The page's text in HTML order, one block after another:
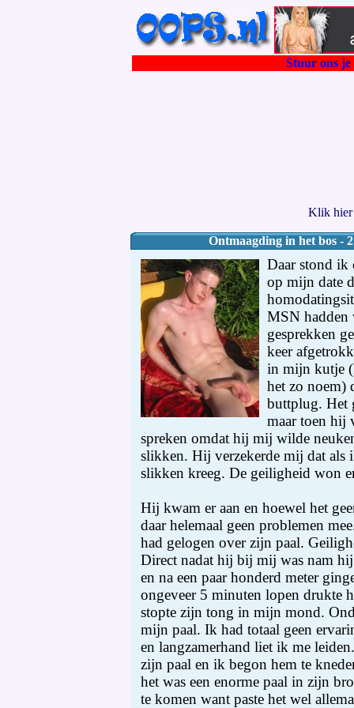
Stuur ons
Klik hier
Ontmaagding in het bos -
Daar stond ik
op mijn date
MSN hadden
gesprekken
keer
in mijn kutje
het zo noem)
buttplug. Het
maar toen hij
spreken omdat hij mij wilde
slikken. Hij verzekerde mij dat als
slikken kreeg. De geiligheid won
Hij kwam er aan en hoewel het
daar helemaal geen problemen
had gelogen over zijn paal.
Direct nadat hij bij mij was nam
en na een paar honderd meter
ongeveer 5 minuten lopen drukte
stopte zijn tong in mijn mond.
mijn paal. Ik had totaal geen
en langzamerhand liet ik me
zijn paal en ik begon hem te
het was een enorme paal in zijn
te komen want paste het wel